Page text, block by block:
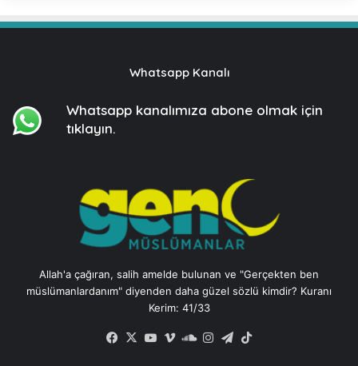
Whatsapp Kanalı
Whatsapp kanalımıza abone olmak için
tıklayın.
Allah'a çağıran, salih amelde bulunan ve "Gerçekten ben
müslümanlardanım" diyenden daha güzel sözlü kimdir? Kuranı
Kerim: 41/33
Facebook
X YouTube
VimeoSoundCloud
Instagram
Telegram